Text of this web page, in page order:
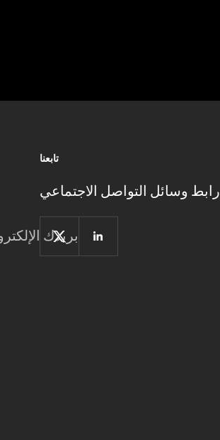
بريدك
تابعنا
رابط وسائل التواصل الاجتماعي